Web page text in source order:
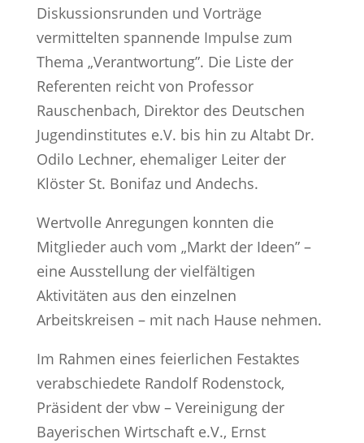
Diskussionsrunden und Vorträge
vermittelten spannende Impulse zum
Thema „Verantwortung”. Die Liste der
Referenten reicht von Professor
Rauschenbach, Direktor des Deutschen
Jugendinstitutes e.V. bis hin zu Altabt Dr.
Odilo Lechner, ehemaliger Leiter der
Klöster St. Bonifaz und Andechs.
Wertvolle Anregungen konnten die
Mitglieder auch vom „Markt der Ideen” –
eine Ausstellung der vielfältigen
Aktivitäten aus den einzelnen
Arbeitskreisen – mit nach Hause nehmen.
Im Rahmen eines feierlichen Festaktes
verabschiedete Randolf Rodenstock,
Präsident der vbw – Vereinigung der
Bayerischen Wirtschaft e.V., Ernst